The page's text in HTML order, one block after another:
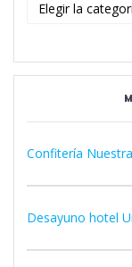
Confitería
Desayuno hotel